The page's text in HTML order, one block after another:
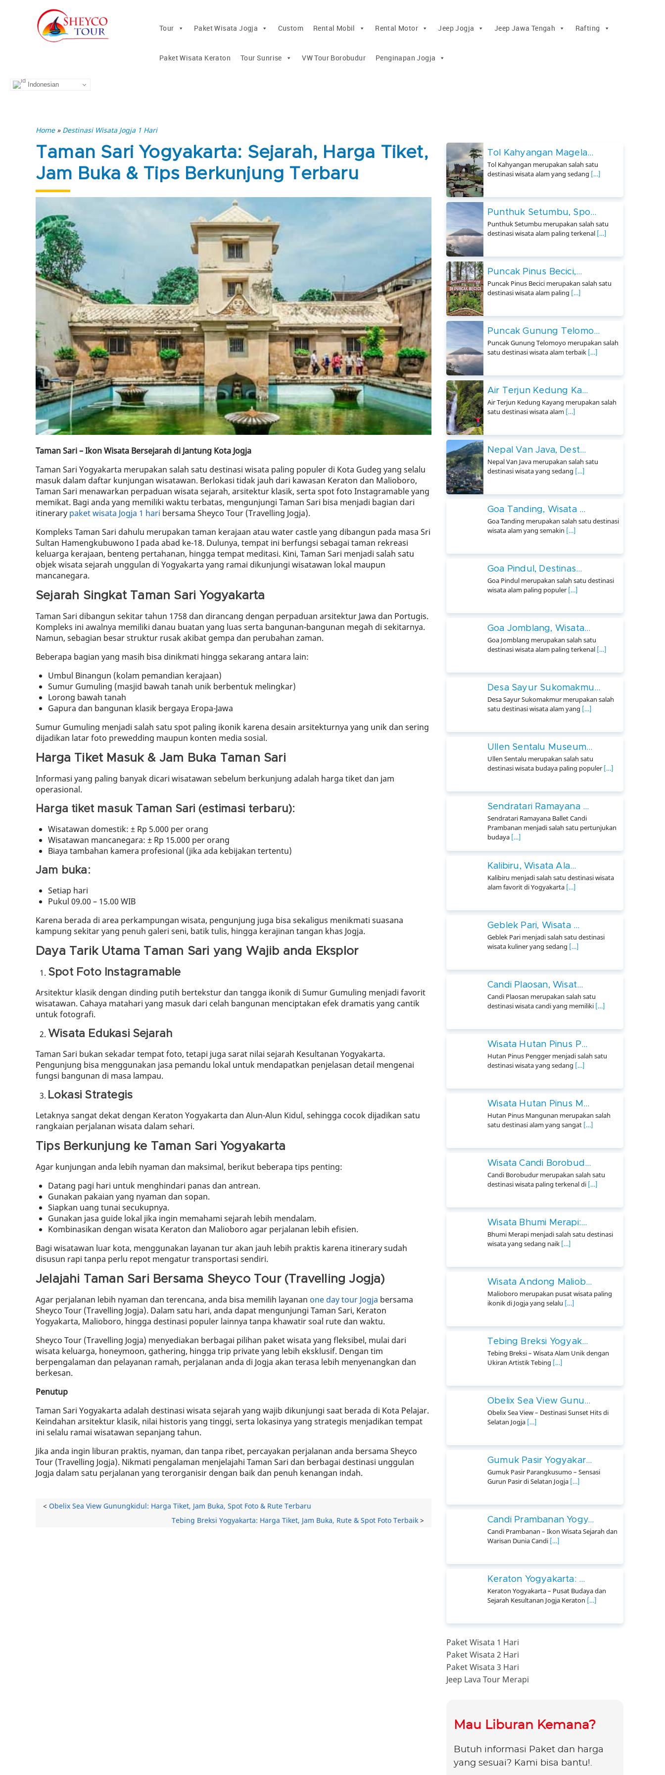
Tour Paket Wisata Jogja Custom Rental Mobil Rental Motor Jeep Jogja Jeep Jawa Tengah Rafting
Paket Wisata Keraton Tour Sunrise VW Tour Borobudur Penginapan Jogja
Indonesian
Home» Destinasi Wisata Jogja 1 Hari
Taman Sari Yogyakarta: Sejarah, Harga Tiket,
Jam Buka & Tips Berkunjung Terbaru
Taman Sari – Ikon Wisata Bersejarah di Jantung Kota Jogja
Taman Sari Yogyakarta merupakan salah satu destinasi wisata paling populer di Kota Gudeg yang selalu
masuk dalam daftar kunjungan wisatawan. Berlokasi tidak jauh dari kawasan Keraton dan Malioboro,
Taman Sari menawarkan perpaduan wisata sejarah, arsitektur klasik, serta spot foto Instagramable yang
memikat. Bagi anda yang memiliki waktu terbatas, mengunjungi Taman Sari bisa menjadi bagian dari
itinerary paket wisata Jogja 1 hari bersama Sheyco Tour (Travelling Jogja).
Kompleks Taman Sari dahulu merupakan taman kerajaan atau water castle yang dibangun pada masa Sri
Sultan Hamengkubuwono I pada abad ke-18. Dulunya, tempat ini berfungsi sebagai taman rekreasi
keluarga kerajaan, benteng pertahanan, hingga tempat meditasi. Kini, Taman Sari menjadi salah satu
objek wisata sejarah unggulan di Yogyakarta yang ramai dikunjungi wisatawan lokal maupun
mancanegara.
Sejarah Singkat Taman Sari Yogyakarta
Taman Sari dibangun sekitar tahun 1758 dan dirancang dengan perpaduan arsitektur Jawa dan Portugis.
Kompleks ini awalnya memiliki danau buatan yang luas serta bangunan-bangunan megah di sekitarnya.
Namun, sebagian besar struktur rusak akibat gempa dan perubahan zaman.
Beberapa bagian yang masih bisa dinikmati hingga sekarang antara lain:
Umbul Binangun (kolam pemandian kerajaan)
Sumur Gumuling (masjid bawah tanah unik berbentuk melingkar)
Lorong bawah tanah
Gapura dan bangunan klasik bergaya Eropa-Jawa
Sumur Gumuling menjadi salah satu spot paling ikonik karena desain arsitekturnya yang unik dan sering
dijadikan latar foto prewedding maupun konten media sosial.
Harga Tiket Masuk & Jam Buka Taman Sari
Informasi yang paling banyak dicari wisatawan sebelum berkunjung adalah harga tiket dan jam
operasional.
Harga tiket masuk Taman Sari (estimasi terbaru):
Wisatawan domestik: ± Rp 5.000 per orang
Wisatawan mancanegara: ± Rp 15.000 per orang
Biaya tambahan kamera profesional (jika ada kebijakan tertentu)
Jam buka:
Setiap hari
Pukul 09.00 – 15.00 WIB
Karena berada di area perkampungan wisata, pengunjung juga bisa sekaligus menikmati suasana
kampung sekitar yang penuh galeri seni, batik tulis, hingga kerajinan tangan khas Jogja.
Daya Tarik Utama Taman Sari yang Wajib anda Eksplor
Spot Foto Instagramable
Arsitektur klasik dengan dinding putih bertekstur dan tangga ikonik di Sumur Gumuling menjadi favorit
wisatawan. Cahaya matahari yang masuk dari celah bangunan menciptakan efek dramatis yang cantik
untuk fotografi.
Wisata Edukasi Sejarah
Taman Sari bukan sekadar tempat foto, tetapi juga sarat nilai sejarah Kesultanan Yogyakarta.
Pengunjung bisa menggunakan jasa pemandu lokal untuk mendapatkan penjelasan detail mengenai
fungsi bangunan di masa lampau.
Lokasi Strategis
Letaknya sangat dekat dengan Keraton Yogyakarta dan Alun-Alun Kidul, sehingga cocok dijadikan satu
rangkaian perjalanan wisata dalam sehari.
Tips Berkunjung ke Taman Sari Yogyakarta
Agar kunjungan anda lebih nyaman dan maksimal, berikut beberapa tips penting:
Datang pagi hari untuk menghindari panas dan antrean.
Gunakan pakaian yang nyaman dan sopan.
Siapkan uang tunai secukupnya.
Gunakan jasa guide lokal jika ingin memahami sejarah lebih mendalam.
Kombinasikan dengan wisata Keraton dan Malioboro agar perjalanan lebih efisien.
Bagi wisatawan luar kota, menggunakan layanan tur akan jauh lebih praktis karena itinerary sudah
disusun rapi tanpa perlu repot mengatur transportasi sendiri.
Jelajahi Taman Sari Bersama Sheyco Tour (Travelling Jogja)
Agar perjalanan lebih nyaman dan terencana, anda bisa memilih layanan one day tour Jogja bersama
Sheyco Tour (Travelling Jogja). Dalam satu hari, anda dapat mengunjungi Taman Sari, Keraton
Yogyakarta, Malioboro, hingga destinasi populer lainnya tanpa khawatir soal rute dan waktu.
Sheyco Tour (Travelling Jogja) menyediakan berbagai pilihan paket wisata yang fleksibel, mulai dari
wisata keluarga, honeymoon, gathering, hingga trip private yang lebih eksklusif. Dengan tim
berpengalaman dan pelayanan ramah, perjalanan anda di Jogja akan terasa lebih menyenangkan dan
berkesan.
Penutup
Taman Sari Yogyakarta adalah destinasi wisata sejarah yang wajib dikunjungi saat berada di Kota Pelajar.
Keindahan arsitektur klasik, nilai historis yang tinggi, serta lokasinya yang strategis menjadikan tempat
ini selalu ramai wisatawan sepanjang tahun.
Jika anda ingin liburan praktis, nyaman, dan tanpa ribet, percayakan perjalanan anda bersama Sheyco
Tour (Travelling Jogja). Nikmati pengalaman menjelajahi Taman Sari dan berbagai destinasi unggulan
Jogja dalam satu perjalanan yang terorganisir dengan baik dan penuh kenangan indah.
< Obelix Sea View Gunungkidul: Harga Tiket, Jam Buka, Spot Foto & Rute Terbaru
Tebing Breksi Yogyakarta: Harga Tiket, Jam Buka, Rute & Spot Foto Terbaik >
Tol Kahyangan Magela...
Tol Kahyangan merupakan salah satu
destinasi wisata alam yang sedang […]
Punthuk Setumbu, Spo...
Punthuk Setumbu merupakan salah satu
destinasi wisata alam paling terkenal […]
Puncak Pinus Becici,...
Puncak Pinus Becici merupakan salah satu
destinasi wisata alam paling […]
Puncak Gunung Telomo...
Puncak Gunung Telomoyo merupakan salah
satu destinasi wisata alam terbaik […]
Air Terjun Kedung Ka...
Air Terjun Kedung Kayang merupakan salah
satu destinasi wisata alam […]
Nepal Van Java, Dest...
Nepal Van Java merupakan salah satu
destinasi wisata yang sedang […]
Goa Tanding, Wisata ...
Goa Tanding merupakan salah satu destinasi
wisata alam yang semakin […]
Goa Pindul, Destinas...
Goa Pindul merupakan salah satu destinasi
wisata alam paling populer […]
Goa Jomblang, Wisata...
Goa Jomblang merupakan salah satu
destinasi wisata alam paling terkenal […]
Desa Sayur Sukomakmu...
Desa Sayur Sukomakmur merupakan salah
satu destinasi wisata alam yang […]
Ullen Sentalu Museum...
Ullen Sentalu merupakan salah satu
destinasi wisata budaya paling populer […]
Sendratari Ramayana ...
Sendratari Ramayana Ballet Candi
Prambanan menjadi salah satu pertunjukan
budaya […]
Kalibiru, Wisata Ala...
Kalibiru menjadi salah satu destinasi wisata
alam favorit di Yogyakarta […]
Geblek Pari, Wisata ...
Geblek Pari menjadi salah satu destinasi
wisata kuliner yang sedang […]
Candi Plaosan, Wisat...
Candi Plaosan merupakan salah satu
destinasi wisata candi yang memiliki […]
Wisata Hutan Pinus P...
Hutan Pinus Pengger menjadi salah satu
destinasi wisata yang sedang […]
Wisata Hutan Pinus M...
Hutan Pinus Mangunan merupakan salah
satu destinasi alam yang sangat […]
Wisata Candi Borobud...
Candi Borobudur merupakan salah satu
destinasi wisata paling terkenal di […]
Wisata Bhumi Merapi:...
Bhumi Merapi menjadi salah satu destinasi
wisata yang sedang naik […]
Wisata Andong Maliob...
Malioboro merupakan pusat wisata paling
ikonik di Jogja yang selalu […]
Tebing Breksi Yogyak...
Tebing Breksi – Wisata Alam Unik dengan
Ukiran Artistik Tebing […]
Obelix Sea View Gunu...
Obelix Sea View – Destinasi Sunset Hits di
Selatan Jogja […]
Gumuk Pasir Yogyakar...
Gumuk Pasir Parangkusumo – Sensasi
Gurun Pasir di Selatan Jogja […]
Candi Prambanan Yogy...
Candi Prambanan – Ikon Wisata Sejarah dan
Warisan Dunia Candi […]
Keraton Yogyakarta: ...
Keraton Yogyakarta – Pusat Budaya dan
Sejarah Kesultanan Jogja Keraton […]
Paket Wisata 1 Hari
Paket Wisata 2 Hari
Paket Wisata 3 Hari
Jeep Lava Tour Merapi
Mau Liburan Kemana?
Butuh informasi Paket dan harga
yang sesuai? Kami bisa bantu!.